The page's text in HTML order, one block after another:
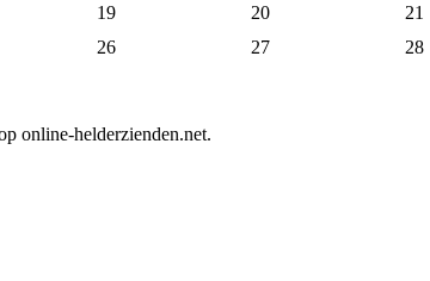
19 20
21
26 27
28
online-helderzienden.net.